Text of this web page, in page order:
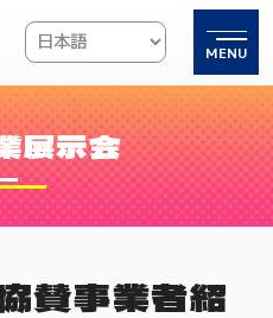
MENU
展示会
賛事業者紹